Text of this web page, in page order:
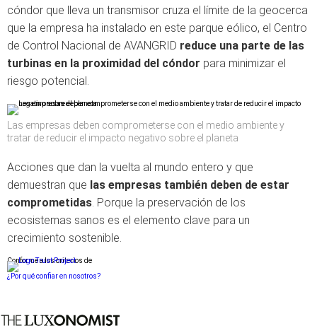
cóndor que lleva un transmisor cruza el límite de la geocerca
que la empresa ha instalado en este parque eólico, el Centro
de Control Nacional de AVANGRID reduce una parte de las
turbinas en la proximidad del cóndor para minimizar el
riesgo potencial.
Las empresas deben comprometerse con el medio ambiente y
tratar de reducir el impacto negativo sobre el planeta
Acciones que dan la vuelta al mundo entero y que
demuestran que las empresas también deben de estar
comprometidas. Porque la preservación de los
ecosistemas sanos es el elemento clave para un
crecimiento sostenible.
Conforme a los criterios de
¿Por qué confiar en nosotros?